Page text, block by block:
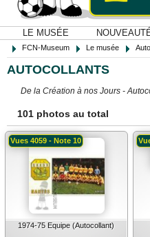
LE MUSÉE
FCN-Museum Le musée
AUTOCOLLANTS
De la Création à nos Jours -
101 photos au total
1974-75 Equipe (Autocollant)
Vues 4059 - Note 10